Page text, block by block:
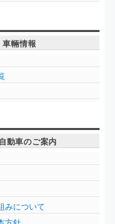
車輛情報
動車のご案内
みについて